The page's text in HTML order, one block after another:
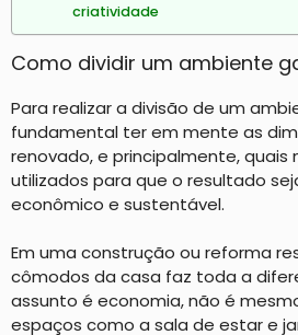
criatividade
Como dividir um ambiente
Para realizar a divisão de um
fundamental ter em mente as
renovado, e principalmente, quais
utilizados para que o resultado
econômico e sustentável.
Em uma construção ou reforma
cômodos da casa faz toda a
assunto é economia, não é
espaços como a sala de estar e